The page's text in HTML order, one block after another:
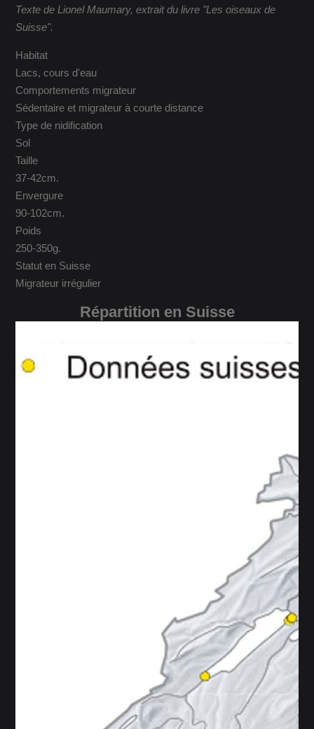
Texte de Lionel Maumary, extrait du livre "Les oiseaux de
Suisse".
Habitat
Lacs, cours d'eau
Comportements migrateur
Sédentaire et migrateur à courte distance
Type de nidification
Sol
Taille
37-42cm.
Envergure
90-102cm.
Poids
250-350g.
Statut en Suisse
Migrateur irrégulier
Répartition en Suisse